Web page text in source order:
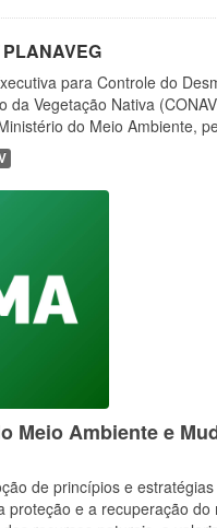
para Controle do
da Vegetação Nativa
do Meio Ambiente,
Meio Ambiente e
de princípios e
proteção e a recuperação do